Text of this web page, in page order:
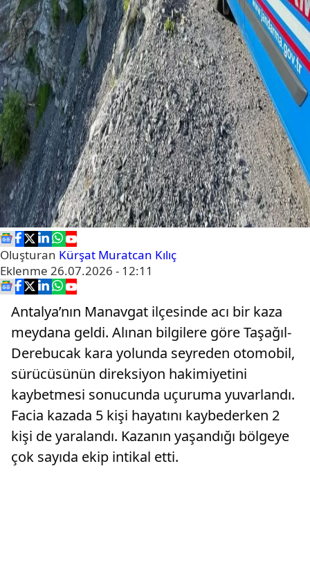
Oluşturan Kürşat Muratcan Kılıç
Eklenme 26.07.2026 - 12:11
Antalya’nın Manavgat ilçesinde acı bir kaza
meydana geldi. Alınan bilgilere göre Taşağıl-
Derebucak kara yolunda seyreden otomobil,
sürücüsünün direksiyon hakimiyetini
kaybetmesi sonucunda uçuruma yuvarlandı.
Facia kazada 5 kişi hayatını kaybederken 2
kişi de yaralandı. Kazanın yaşandığı bölgeye
çok sayıda ekip intikal etti.